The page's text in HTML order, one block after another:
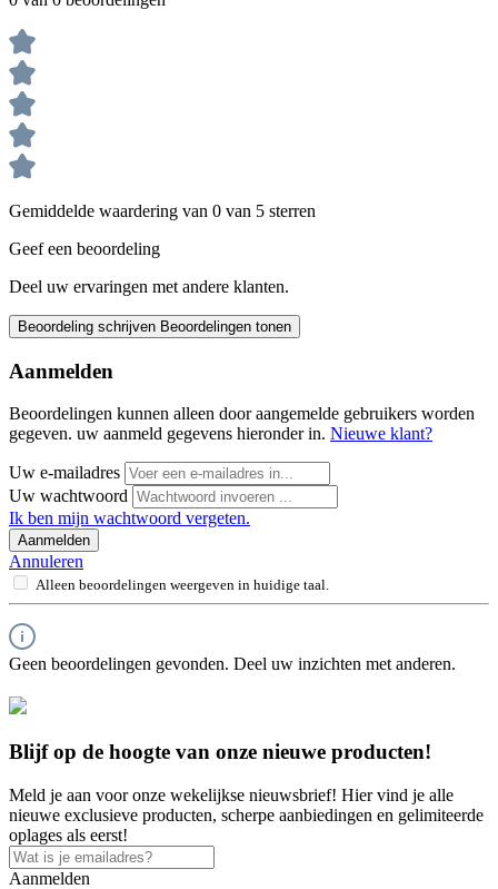
Gemiddelde waardering van 0 van 5 sterren
Geef een beoordeling
Deel uw ervaringen met andere klanten.
Beoordeling schrijven Beoordelingen tonen
Aanmelden
Beoordelingen kunnen alleen door aangemelde gebruikers worden
gegeven. uw aanmeld gegevens hieronder in. Nieuwe klant?
Uw e-mailadres
Uw wachtwoord
Ik ben mijn wachtwoord vergeten.
Aanmelden
Annuleren
Alleen beoordelingen weergeven in huidige taal.
Geen beoordelingen gevonden. Deel uw inzichten met anderen.
Blijf op de hoogte van onze nieuwe producten!
Meld je aan voor onze wekelijkse nieuwsbrief! Hier vind je alle
nieuwe exclusieve producten, scherpe aanbiedingen en gelimiteerde
oplages als eerst!
Aanmelden